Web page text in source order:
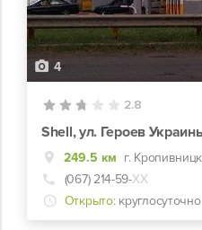
4
2.8
Shell, ул. Героев
249.5 км г.
(067) 214-59-ХХ
Открыто: круглосуточно